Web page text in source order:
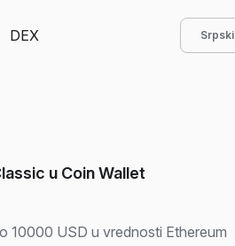
DEX Srpski
u Coin Wallet
10000 USD u vrednosti Ethereum